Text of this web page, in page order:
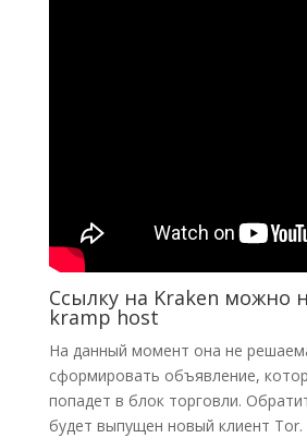
Ссылку на Kraken можно
kramp host
На данный момент она не
сформировать объявление,
попадет в блок торговли.
будет выпущен новый клиент